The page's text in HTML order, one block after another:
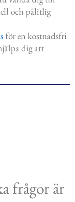
och pålitlig
för en kostnadsfri
dig att
frågor är